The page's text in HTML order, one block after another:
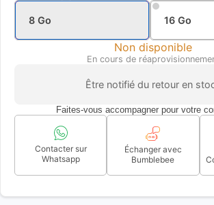
8 Go 16 Go
Non disponible
En cours de
Être notifié du retour en
Faites-vous accompagner pour votre
Contacter sur
Whatsapp
Échanger avec
Bumblebee